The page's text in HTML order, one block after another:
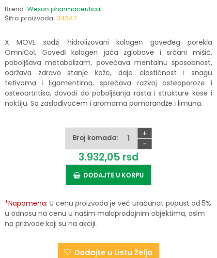
Brend: Wexon pharmaceutical
Šifra proizvoda: 34347
X MOVE sadži hidrolizovani kolagen goveđeg porekla
OmniCol. Goveđi kolagen jača zglobove i srčani mišić,
poboljšava metabolizam, povećava mentalnu sposobnost,
održava zdravo stanje kože, daje elastičnost i snagu
tetivama i ligamentima, sprečava razvoj osteoporoze i
osteoartritisa, dovodi do poboljšanja rasta i strukture kose i
noktiju. Sa zaslađivačem i aromama pomorandže i limuna.
Broj komada:
+
-
3.932,05 rsd
DODAJTE U KORPU
*Napomena: U cenu proizvoda je već uračunat popust od 5%
u odnosu na cenu u našim maloprodajnim objektima, osim
na prizvode koji su na akciji.
Dodajte u Listu Želja